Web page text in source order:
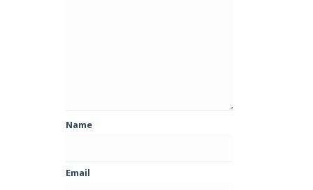
Name
Email